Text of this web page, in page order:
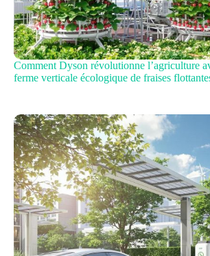
Comment Dyson révolutionne l’agriculture
ferme verticale écologique de fraises